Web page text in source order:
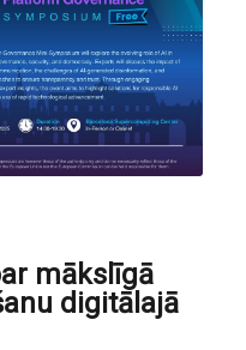
mākslīgā
digitālajā